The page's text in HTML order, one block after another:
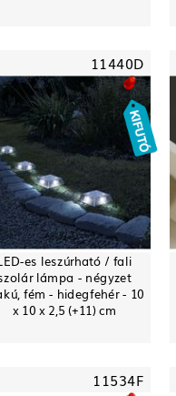
11440D
es leszúrható / fali
lámpa - négyzet
fém - hidegfehér - 10
x 10 x 2,5 (+11) cm
11534F